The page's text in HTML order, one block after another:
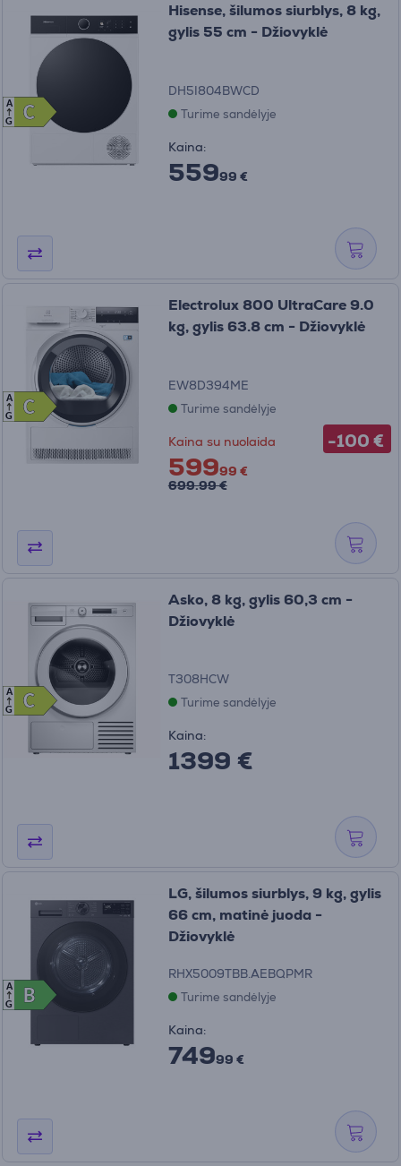
C
C
A
G
Hisense, šilumos siurblys, 8 kg,
gylis 55 cm - Džiovyklė
DH5I804BWCD
Turime sandėlyje
Kaina:
55999 €
-100 €
C
C
A
G
Electrolux 800 UltraCare 9.0
kg, gylis 63.8 cm - Džiovyklė
EW8D394ME
Turime sandėlyje
Kaina su nuolaida
59999 €
699.99 €
C
C
A
G
Asko, 8 kg, gylis 60,3 cm -
Džiovyklė
T308HCW
Turime sandėlyje
Kaina:
1399 €
B
B
A
G
LG, šilumos siurblys, 9 kg, gylis
66 cm, matinė juoda -
Džiovyklė
RHX5009TBB.AEBQPMR
Turime sandėlyje
Kaina:
74999 €